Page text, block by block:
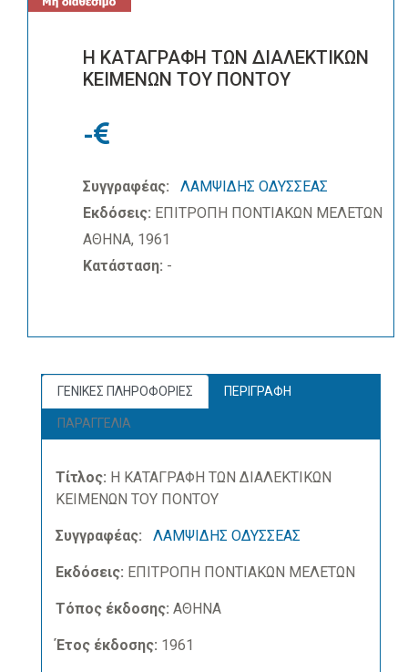
Η ΚΑΤΑΓΡΑΦΗ ΤΩΝ ΔΙΑΛΕΚΤΙΚΩΝ
ΚΕΙΜΕΝΩΝ ΤΟΥ ΠΟΝΤΟΥ
-
Συγγραφέας:
ΛΑΜΨΙΔΗΣ ΟΔΥΣΣΕΑΣ
Εκδόσεις: ΕΠΙΤΡΟΠΗ ΠΟΝΤΙΑΚΩΝ ΜΕΛΕΤΩΝ
ΑΘΗΝΑ, 1961
Κατάσταση: -
ΓΕΝΙΚΕΣ ΠΛΗΡΟΦΟΡΙΕΣ ΠΕΡΙΓΡΑΦΗ
ΠΑΡΑΓΓΕΛΙΑ
Τίτλος: Η ΚΑΤΑΓΡΑΦΗ ΤΩΝ ΔΙΑΛΕΚΤΙΚΩΝ
ΚΕΙΜΕΝΩΝ ΤΟΥ ΠΟΝΤΟΥ
Συγγραφέας: ΛΑΜΨΙΔΗΣ ΟΔΥΣΣΕΑΣ
Εκδόσεις: ΕΠΙΤΡΟΠΗ ΠΟΝΤΙΑΚΩΝ ΜΕΛΕΤΩΝ
Τόπος έκδοσης: ΑΘΗΝΑ
Έτος έκδοσης: 1961